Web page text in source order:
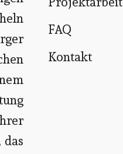
FAQ
Kontakt